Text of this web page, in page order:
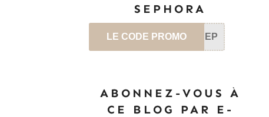
SEPHORA
LE CODE PROMO SEP
ABONNEZ-VOUS À
CE BLOG PAR E-